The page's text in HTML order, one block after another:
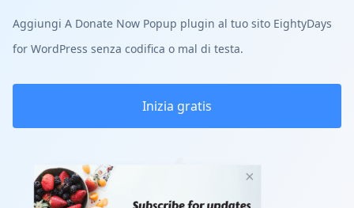
Aggiungi A Donate Now Popup plugin al tuo sito EightyDays
for WordPress senza codifica o mal di testa.
Inizia gratis